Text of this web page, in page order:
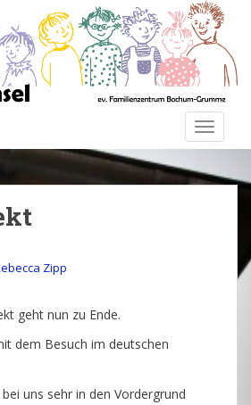
Zipp
geht nun zu Ende.
dem Besuch im deutschen
uns sehr in den Vordergrund